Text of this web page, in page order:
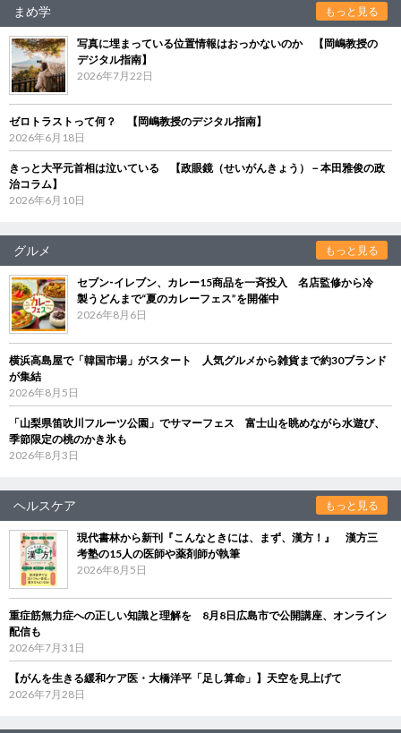
まめ学 もっと見る
写真に埋まっている位置情報はおっかないのか 【岡嶋教授の
デジタル指南】
2026年7月22日
ゼロトラストって何？ 【岡嶋教授のデジタル指南】
2026年6月18日
きっと大平元首相は泣いている 【政眼鏡（せいがんきょう）－本田雅俊の政
治コラム】
2026年6月10日
グルメ もっと見る
セブン‐イレブン、カレー15商品を一斉投入 名店監修から冷
製うどんまで“夏のカレーフェス”を開催中
2026年8月6日
横浜高島屋で「韓国市場」がスタート 人気グルメから雑貨まで約30ブランド
が集結
2026年8月5日
「山梨県笛吹川フルーツ公園」でサマーフェス 富士山を眺めながら水遊び、
季節限定の桃のかき氷も
2026年8月3日
ヘルスケア もっと見る
現代書林から新刊『こんなときには、まず、漢方！』 漢方三
考塾の15人の医師や薬剤師が執筆
2026年8月5日
重症筋無力症への正しい知識と理解を 8月8日広島市で公開講座、オンライン
配信も
2026年7月31日
【がんを生きる緩和ケア医・大橋洋平「足し算命」】天空を見上げて
2026年7月28日